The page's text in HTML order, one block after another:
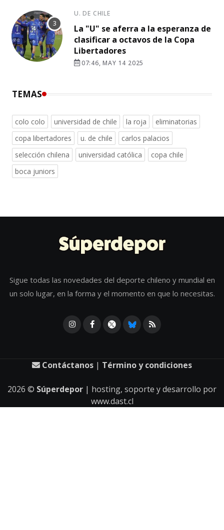
U. DE CHILE
La "U" se aferra a la esperanza de
clasificar a octavos de la Copa
Libertadores
07:46, MAY 14 2025
TEMAS
colo colo universidad de chile la roja
eliminatorias
copa libertadores
u. de chile
carlos palacios
selección chilena
universidad católica
copa chile
boca juniors
Sigue todas las novedades del deporte chileno y mundial en
un solo lugar, en la forma y el momento en que lo necesitas.
Contáctanos | Término y condiciones
2026 © Súperdepor | hosting, soporte y desarrollo por
www.dast.cl